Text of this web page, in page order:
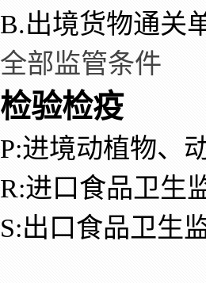
B.出境货物通关
全部监管条件
检验检疫
P:进境动植物、
R:进口食品卫生
S:出口食品卫生